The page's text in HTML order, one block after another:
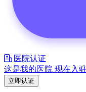
医院认证
这是我的医院 现在入
立即认证